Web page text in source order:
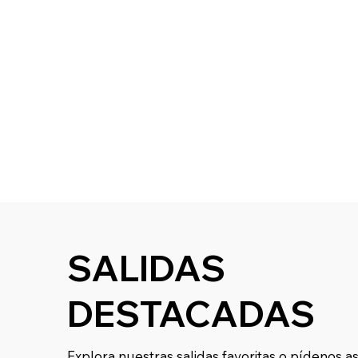
SALIDAS
DESTACADAS